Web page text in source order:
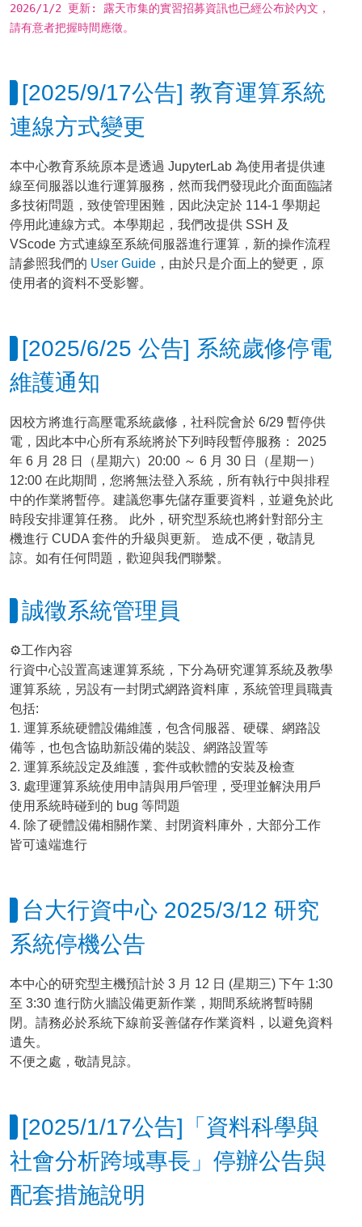
2026/1/2 更新: 露天市集的實習招募資訊也已經公布於內文，
請有意者把握時間應徵。
[2025/9/17公告] 教育運算系統
連線方式變更
本中心教育系統原本是透過 JupyterLab 為使用者提供連
線至伺服器以進行運算服務，然而我們發現此介面面臨諸
多技術問題，致使管理困難，因此決定於 114-1 學期起
停用此連線方式。本學期起，我們改提供 SSH 及
VScode 方式連線至系統伺服器進行運算，新的操作流程
請參照我們的 User Guide ，由於只是介面上的變更，原
使用者的資料不受影響。
[2025/6/25 公告] 系統歲修停電
維護通知
因校方將進行高壓電系統歲修，社科院會於 6/29 暫停供
電，因此本中心所有系統將於下列時段暫停服務： 2025
年 6 月 28 日（星期六）20:00 ～ 6 月 30 日（星期一）
12:00 在此期間，您將無法登入系統，所有執行中與排程
中的作業將暫停。建議您事先儲存重要資料，並避免於此
時段安排運算任務。 此外，研究型系統也將針對部分主
機進行 CUDA 套件的升級與更新。 造成不便，敬請見
諒。如有任何問題，歡迎與我們聯繫。
誠徵系統管理員
⚙️工作內容
行資中心設置高速運算系統，下分為研究運算系統及教學
運算系統，另設有一封閉式網路資料庫，系統管理員職責
包括:
1. 運算系統硬體設備維護，包含伺服器、硬碟、網路設
備等，也包含協助新設備的裝設、網路設置等
2. 運算系統設定及維護，套件或軟體的安裝及檢查
3. 處理運算系統使用申請與用戶管理，受理並解決用戶
使用系統時碰到的 bug 等問題
4. 除了硬體設備相關作業、封閉資料庫外，大部分工作
皆可遠端進行
台大行資中心 2025/3/12 研究
系統停機公告
本中心的研究型主機預計於 3 月 12 日 (星期三) 下午 1:30
至 3:30 進行防火牆設備更新作業，期間系統將暫時關
閉。請務必於系統下線前妥善儲存作業資料，以避免資料
遺失。
不便之處，敬請見諒。
[2025/1/17公告]「資料科學與
社會分析跨域專長」停辦公告與
配套措施說明